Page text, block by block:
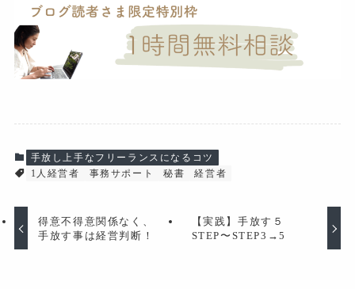
手放し上手なフリーランスになるコツ
1人経営者
事務サポート 秘書 経営者
得意不得意関係なく、
手放す事は経営判断！
【実践】手放す５
STEP〜STEP3→5